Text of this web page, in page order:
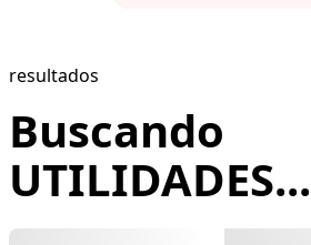
resultados
Buscando
UTILIDADES...